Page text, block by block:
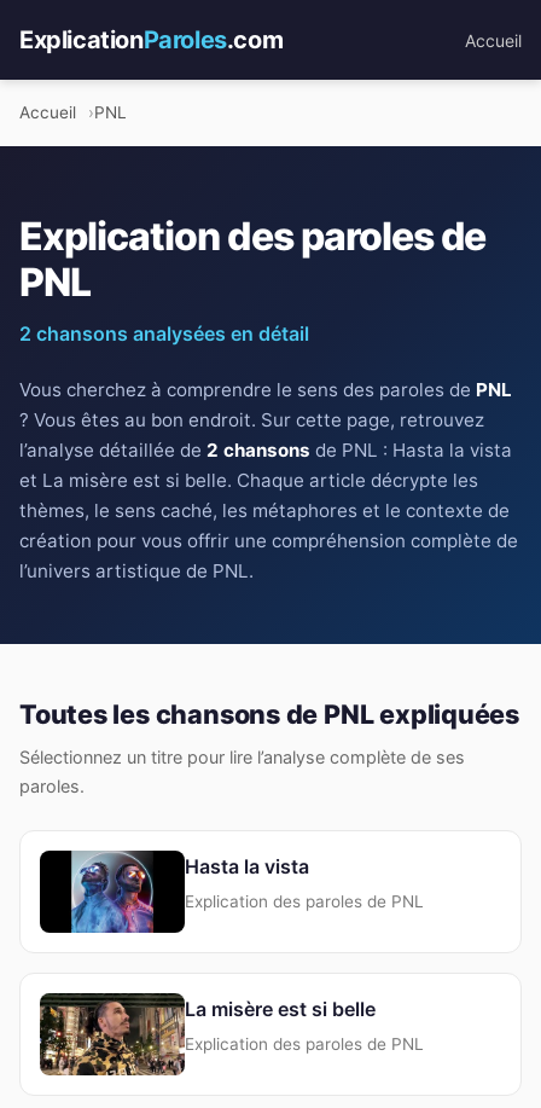
ExplicationParoles.com Accueil
Accueil PNL
Explication des paroles de
PNL
2 chansons analysées en détail
Vous cherchez à comprendre le sens des paroles de PNL
? Vous êtes au bon endroit. Sur cette page, retrouvez
l’analyse détaillée de 2 chansons de PNL : Hasta la vista
et La misère est si belle. Chaque article décrypte les
thèmes, le sens caché, les métaphores et le contexte de
création pour vous offrir une compréhension complète de
l’univers artistique de PNL.
Toutes les chansons de PNL expliquées
Sélectionnez un titre pour lire l’analyse complète de ses
paroles.
Hasta la vista
Explication des paroles de PNL
La misère est si belle
Explication des paroles de PNL